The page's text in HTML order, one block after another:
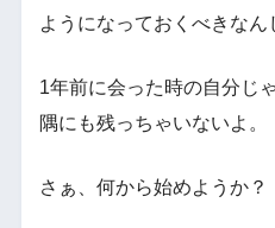
ようになっておくべきなん
1年前に会った時の自分じ
隅にも残っちゃいないよ。
さぁ、何から始めようか？